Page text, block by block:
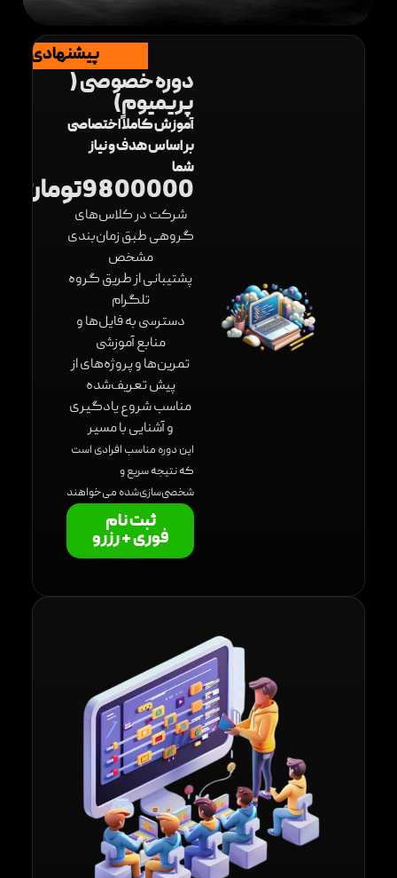
پیشنهادی
دوره خصوصی (
پریمیوم)
آموزش کاملاً اختصاصی
بر اساس هدف و نیاز
شما
9800000تومان
شرکت در کلاس‌های
گروهی طبق زمان‌بندی
مشخص
پشتیبانی از طریق گروه
تلگرام
دسترسی به فایل‌ها و
منابع آموزشی
تمرین‌ها و پروژه‌های از
پیش تعریف‌شده
مناسب شروع یادگیری
و آشنایی با مسیر
این دوره مناسب افرادی است
که نتیجه سریع و
شخصی‌سازی‌شده می‌خواهند
ثبت نام
فوری + رزرو